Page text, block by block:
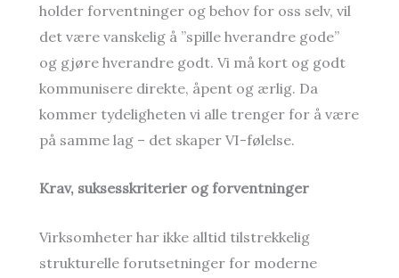
holder forventninger og behov for oss selv, vil
det være vanskelig å ”spille hverandre gode”
og gjøre hverandre godt. Vi må kort og godt
kommunisere direkte, åpent og ærlig. Da
kommer tydeligheten vi alle trenger for å være
på samme lag – det skaper VI-følelse.
Krav, suksesskriterier og forventninger
Virksomheter har ikke alltid tilstrekkelig
strukturelle forutsetninger for moderne